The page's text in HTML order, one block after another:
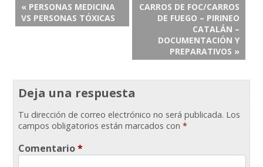
« PERSONAS MEDICINA
VS PERSONAS TÓXICAS
CARROS DE FOC/CARROS
DE FUEGO – PIRINEO
CATALÁN –
DOCUMENTACIÓN Y
PREPARATIVOS »
Deja una respuesta
Tu dirección de correo electrónico no será publicada. Los
campos obligatorios están marcados con*
Comentario*